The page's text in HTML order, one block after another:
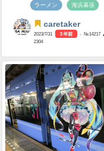
ラーメン 海浜幕張
caretaker
2023/7/31 3 年前
- №14217
2304